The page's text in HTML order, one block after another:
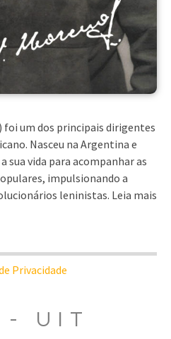
foi um dos principais dirigentes
Nasceu na Argentina e
sua vida para acompanhar as
impulsionando a
leninistas. Leia mais
Privacidade
- UIT